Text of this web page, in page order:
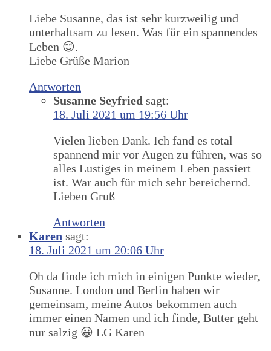
Liebe Susanne, das ist sehr kurzweilig und
unterhaltsam zu lesen. Was für ein spannendes
Leben 😊.
Liebe Grüße Marion
Antworten
Susanne Seyfried sagt:
18. Juli 2021 um 19:56 Uhr
Vielen lieben Dank. Ich fand es total
spannend mir vor Augen zu führen, was so
alles Lustiges in meinem Leben passiert
ist. War auch für mich sehr bereichernd.
Lieben Gruß
Antworten
Karen sagt:
18. Juli 2021 um 20:06 Uhr
Oh da finde ich mich in einigen Punkte wieder,
Susanne. London und Berlin haben wir
gemeinsam, meine Autos bekommen auch
immer einen Namen und ich finde, Butter geht
nur salzig 😀 LG Karen